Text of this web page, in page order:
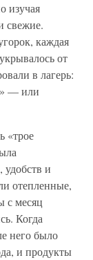
изучая
свежие.
каждая
от
в лагерь:
— или
«трое
удобств и
отепленные,
с месяц
Когда
него было
и продукты